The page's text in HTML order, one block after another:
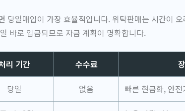
당일매입이 가장 효율적입니다. 위탁판매는 시간이
바로 입금되므로 자금 계획이 명확합니다.
리 기간 수수료
당일 없음 빠른 현금화, 안전